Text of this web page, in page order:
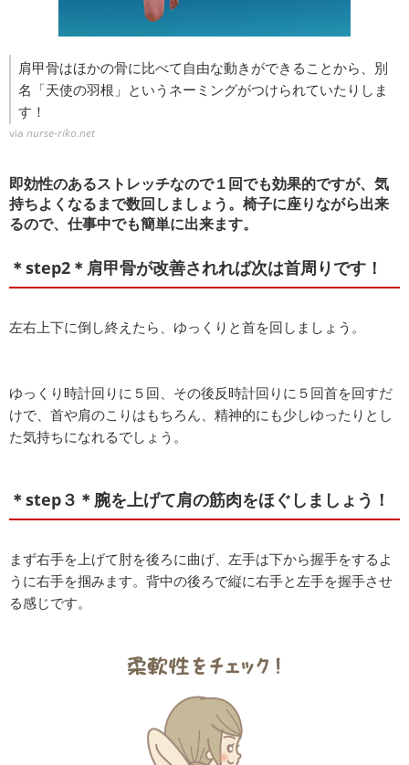
肩甲骨はほかの骨に比べて自由な動きができることから、別
名「天使の羽根」というネーミングがつけられていたりしま
す！
via nurse-riko.net
即効性のあるストレッチなので１回でも効果的ですが、気
持ちよくなるまで数回しましょう。椅子に座りながら出来
るので、仕事中でも簡単に出来ます。
＊step2＊肩甲骨が改善されれば次は首周りです！
左右上下に倒し終えたら、ゆっくりと首を回しましょう。
ゆっくり時計回りに５回、その後反時計回りに５回首を回すだ
けで、首や肩のこりはもちろん、精神的にも少しゆったりとし
た気持ちになれるでしょう。
＊step３＊腕を上げて肩の筋肉をほぐしましょう！
まず右手を上げて肘を後ろに曲げ、左手は下から握手をするよ
うに右手を掴みます。背中の後ろで縦に右手と左手を握手させ
る感じです。